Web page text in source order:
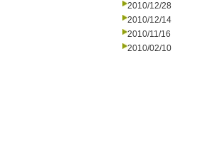
2010/12/28
2010/12/14
2010/11/16
2010/02/10